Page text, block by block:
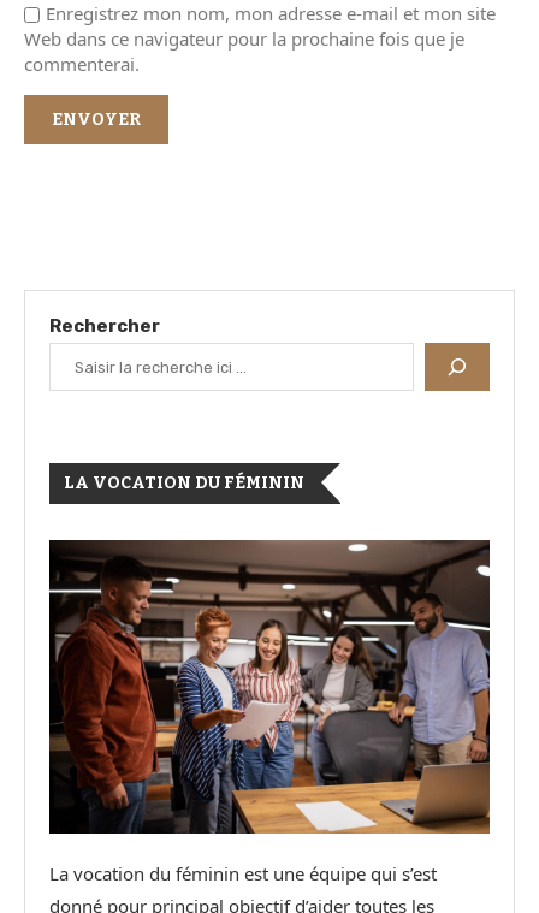
Enregistrez mon nom, mon adresse e-mail et mon site
Web dans ce navigateur pour la prochaine fois que je
commenterai.
Rechercher
LA VOCATION DU FÉMININ
La vocation du féminin est une équipe qui s’est
donné pour principal objectif d’aider toutes les